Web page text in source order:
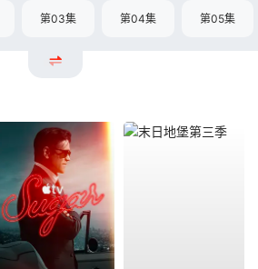
第03集 第04集 第05集